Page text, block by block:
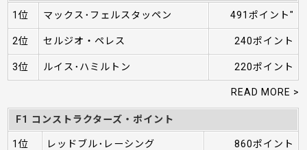
1位 マックス･フェルスタッペン 491ポイント"
2位 セルジオ・ペレス 240ポイント
3位 ルイス･ハミルトン 220ポイント
READ MORE >
F1 コンストラクターズ・ポイント
1位 レッドブル･レーシング 860ポイント